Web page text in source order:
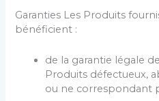
Garanties Les Produits
bénéficient :
de la garantie légale
Produits défectueux,
ou ne correspondant